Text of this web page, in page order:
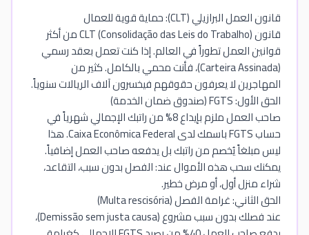
قانون العمل البرازيلي (CLT): حماية قوية للعمال
قانون CLT (Consolidação das Leis do Trabalho) من أكثر
قوانين العمل تطوراً في العالم. إذا كنت تعمل بعقد رسمي
(Carteira Assinada)، فأنت محمي بالكامل. كثير من
المهاجرين لا يعرفون حقوقهم فيخسرون آلاف الريالات سنوياً.
الحق الأول: FGTS (صندوق ضمان الخدمة)
صاحب العمل ملزم بإيداع 8% من راتبك الإجمالي شهرياً في
حساب FGTS باسمك لدى Caixa Econômica Federal. هذا
ليس مبلغاً يُخصم من راتبك بل يدفعه صاحب العمل إضافياً.
يمكنك سحب هذه الأموال عند: الفصل بدون سبب، التقاعد،
شراء منزل أول، أو مرض خطير.
الحق الثاني: غرامة الفصل (Multa rescisória)
عند فصلك بدون سبب مشروع (Demissão sem justa causa)،